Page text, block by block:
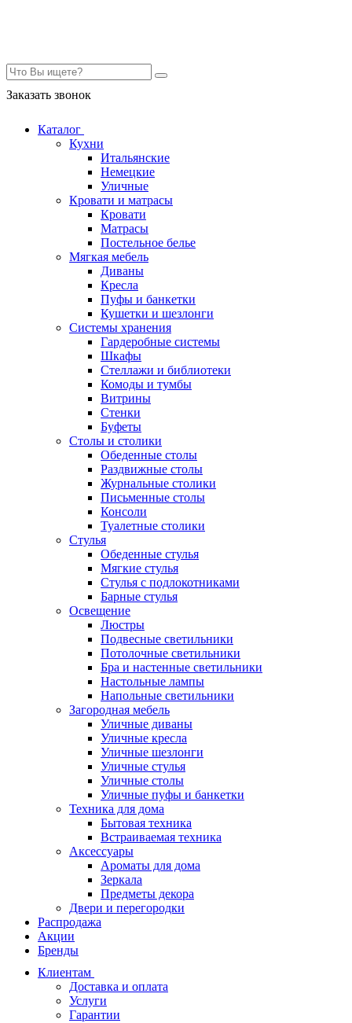
Заказать звонок
Каталог
Кухни
Итальянские
Немецкие
Уличные
Кровати и матрасы
Кровати
Матрасы
Постельное белье
Мягкая мебель
Диваны
Кресла
Пуфы и банкетки
Кушетки и шезлонги
Системы хранения
Гардеробные системы
Шкафы
Стеллажи и библиотеки
Комоды и тумбы
Витрины
Стенки
Буфеты
Столы и столики
Обеденные столы
Раздвижные столы
Журнальные столики
Письменные столы
Консоли
Туалетные столики
Стулья
Обеденные стулья
Мягкие стулья
Стулья с подлокотниками
Барные стулья
Освещение
Люстры
Подвесные светильники
Потолочные светильники
Бра и настенные светильники
Настольные лампы
Напольные светильники
Загородная мебель
Уличные диваны
Уличные кресла
Уличные шезлонги
Уличные стулья
Уличные столы
Уличные пуфы и банкетки
Техника для дома
Бытовая техника
Встраиваемая техника
Аксессуары
Ароматы для дома
Зеркала
Предметы декора
Двери и перегородки
Распродажа
Акции
Бренды
Клиентам
Доставка и оплата
Услуги
Гарантии